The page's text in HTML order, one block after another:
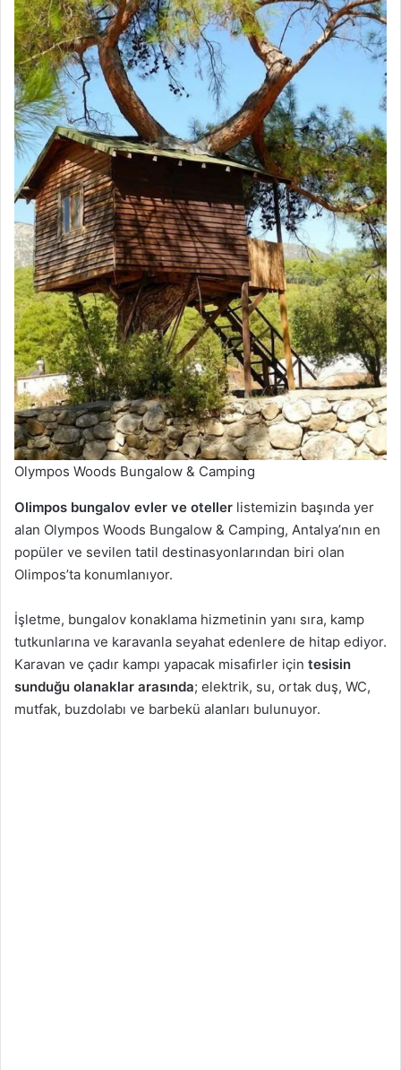
Olympos Woods Bungalow & Camping
Olimpos bungalov evler ve oteller listemizin başında yer
alan Olympos Woods Bungalow & Camping, Antalya’nın en
popüler ve sevilen tatil destinasyonlarından biri olan
Olimpos’ta konumlanıyor.
İşletme, bungalov konaklama hizmetinin yanı sıra, kamp
tutkunlarına ve karavanla seyahat edenlere de hitap ediyor.
Karavan ve çadır kampı yapacak misafirler için tesisin
sunduğu olanaklar arasında; elektrik, su, ortak duş, WC,
mutfak, buzdolabı ve barbekü alanları bulunuyor.